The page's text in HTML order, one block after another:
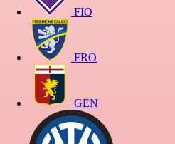
FIO
FRO
GEN